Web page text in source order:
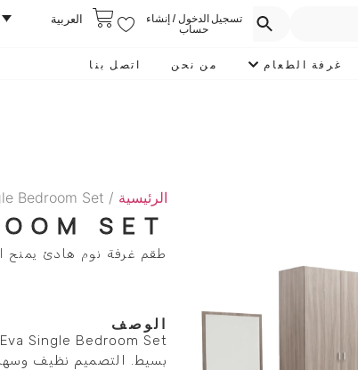
تسجيل الدخول / إنشاء
حساب
العربية
غرفة الطعام من نحن اتصل بنا
الرئيسية /
Bedroom Set
SET
طقم غرفة نوم هادئ يمنح
الوصف
بسيط. التصميم نظيف وسهل